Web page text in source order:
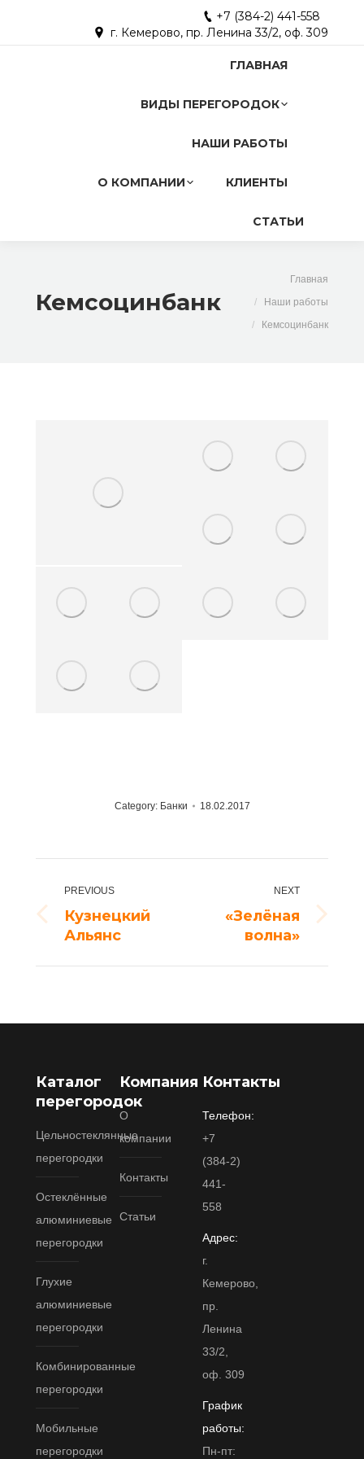
+7 (384-2) 441-558
г. Кемерово, пр. Ленина 33/2, оф. 309
ГЛАВНАЯ
ВИДЫ ПЕРЕГОРОДОК
НАШИ РАБОТЫ
О КОМПАНИИ КЛИЕНТЫ
СТАТЬИ
Кемсоцинбанк
Главная
Наши работы
Кемсоцинбанк
Category: Банки 18.02.2017
navigation
PREVIOUS
Previous
Кузнецкий
Альянс
NEXT
Next«Зелёная
волна»
Каталог
перегородок
Цельностеклянные
перегородки
Остеклённые
алюминиевые
перегородки
Глухие
алюминиевые
перегородки
Комбинированные
перегородки
Мобильные
перегородки
Компания
О
компании
Контакты
Статьи
Контакты
Телефон:
+7
(384-2)
441-
558
Адрес:
г.
Кемерово,
пр.
Ленина
33/2,
оф. 309
График
работы:
Пн-пт: